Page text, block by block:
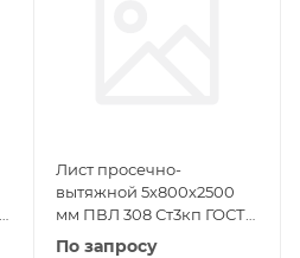
Лист просечно-
вытяжной 5х800х2500
мм ПВЛ 308 Ст3кп ГОСТ
8706-78
По запросу